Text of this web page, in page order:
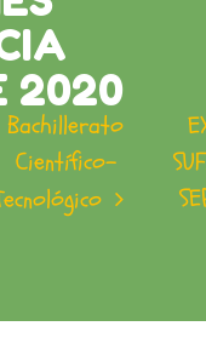
2020
Bachillerato
Científico-